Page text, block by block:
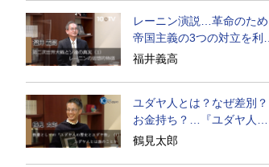
レーニン演説…革命のため
帝国主義の3つの対立を利用
せよ
福井義高
ユダヤ人とは？なぜ差別？
お金持ち？…『ユダヤ人の
歴史』に学ぶ
鶴見太郎